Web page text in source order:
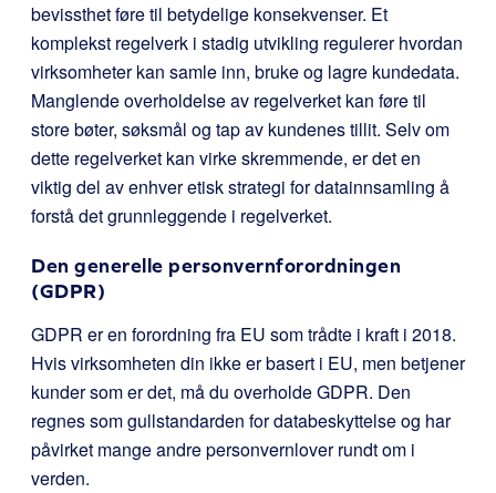
bevissthet føre til betydelige konsekvenser. Et
komplekst regelverk i stadig utvikling regulerer hvordan
virksomheter kan samle inn, bruke og lagre kundedata.
Manglende overholdelse av regelverket kan føre til
store bøter, søksmål og tap av kundenes tillit. Selv om
dette regelverket kan virke skremmende, er det en
viktig del av enhver etisk strategi for datainnsamling å
forstå det grunnleggende i regelverket.
Den generelle personvernforordningen
(GDPR)
GDPR er en forordning fra EU som trådte i kraft i 2018.
Hvis virksomheten din ikke er basert i EU, men betjener
kunder som er det, må du overholde GDPR. Den
regnes som gullstandarden for databeskyttelse og har
påvirket mange andre personvernlover rundt om i
verden.